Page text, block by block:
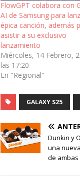
FlowGPT colabora con
AI de Samsung para
épica canción, además
asistir a su exclusivo
lanzamiento
Miércoles, 14 Febrero,
las 17:20
En "Regional"
GALAXY S25
Dunkin y
una
de ambas